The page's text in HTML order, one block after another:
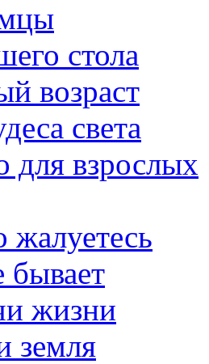
стола
возраст
света
для взрослых
жалуетесь
бывает
жизни
земля